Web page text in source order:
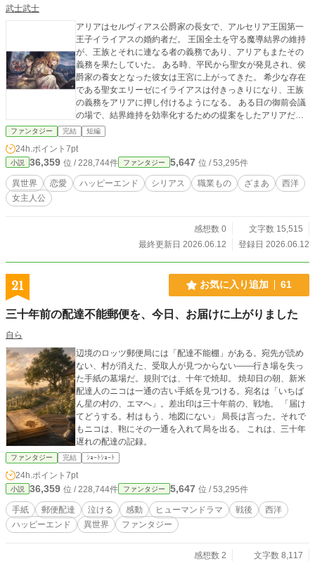
武士武士
アリアはセルヴィアス公爵家の長女で、アルセリア王国第一
王子イライアスの婚約者だ。 王国全土を守る魔導結界の維持
が、王族とそれに連なる者の義務であり、アリアもまたその
義務を果たしていた。 ある時、平民から聖女が発見され、侯
爵家の養女となった彼女は王宮に上がってきた。 希少な存在
である聖女エリーゼにイライアスは付きっきりになり、王族
の義務をアリアに押し付けるようになる。 ある日の御前会議
の場で、結界維持を効率化するための提案をしたアリアだっ
たが、その内容が気に食わなかった聖女はその場を立ち去
り、王太子と共謀して魔導結界の核を抜き取ってしまう。
即座に崩壊してしまう魔導結界。 聖女たちは、返してほしけ
れば誠心誠意謝罪しろという要求をアリアに突きつけてき
た。 そんな理不尽な要求に対して、アリアがとった行動とは
――
ファンタジー 完結 短編
24h.ポイント 7pt
小説 36,359 位 / 228,744件 ファンタジー 5,647 位 / 53,295件
異世界 恋愛 ハッピーエンド シリアス 職業もの ざまあ
西洋
女主人公
感想数 0
文字数 15,515
最終更新日 2026.06.12
登録日 2026.06.12
21 お気に入り追加 61
三十年前の配達不能郵便を、今日、お届けに上がりました
自ら
辺境のロッツ郵便局には「配達不能棚」がある。宛先が読め
ない、村が消えた、受取人が見つからない――行き場を失っ
た手紙の墓場だ。規則では、十年で焼却。 焼却日の朝、新米
配達人のニコは一通の古い手紙を見つける。宛名は「いちば
ん星の村の、エマへ」。差出印は三十年前の、戦地。 「届け
てどうする。村はもう、地図にない」 局長は言った。それで
もニコは、鞄にその一通を入れて局を出る。 これは、三十年
遅れの配達の記録。
ファンタジー 完結 ｼｮｰﾄｼｮｰﾄ
24h.ポイント 7pt
小説 36,359 位 / 228,744件 ファンタジー 5,647 位 / 53,295件
手紙 郵便配達 泣ける 感動 ヒューマンドラマ 戦後
西洋
ハッピーエンド
異世界 ファンタジー
感想数 2
文字数 8,117